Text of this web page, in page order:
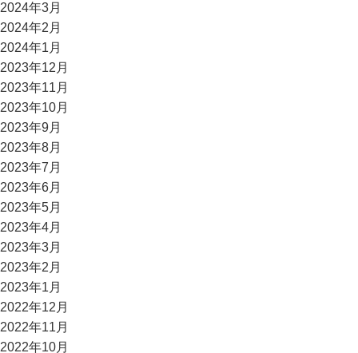
2024年3月
2024年2月
2024年1月
2023年12月
2023年11月
2023年10月
2023年9月
2023年8月
2023年7月
2023年6月
2023年5月
2023年4月
2023年3月
2023年2月
2023年1月
2022年12月
2022年11月
2022年10月